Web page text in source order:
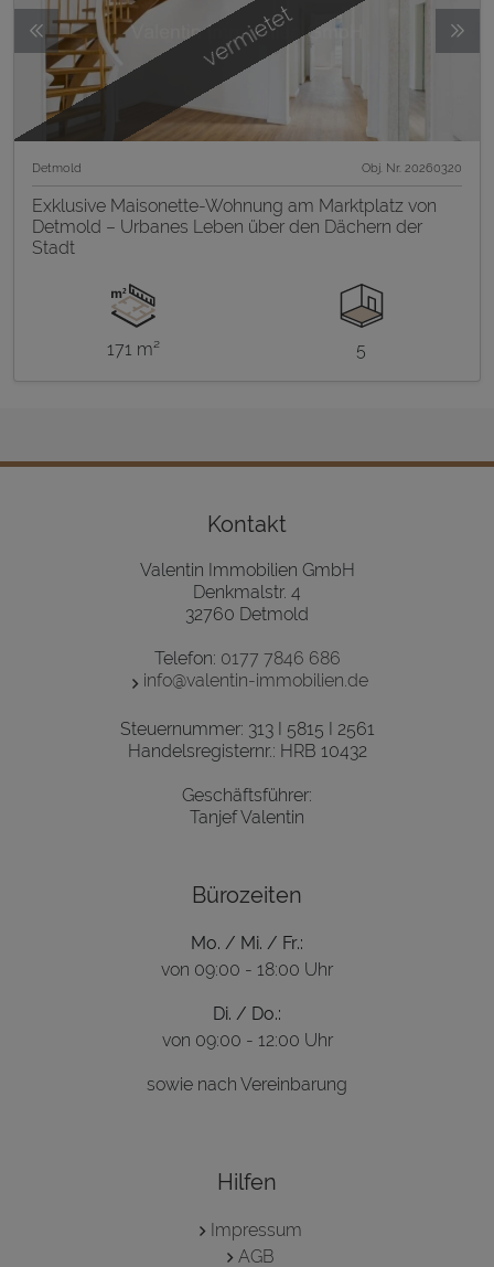
vermietet
Detmold Obj. Nr. 20260320
Exklusive Maisonette-Wohnung am Marktplatz von
Detmold – Urbanes Leben über den Dächern der
Stadt
171 m² 5
Kontakt
Valentin Immobilien GmbH
Denkmalstr. 4
32760 Detmold
Telefon: 0177 7846 686
info@valentin-immobilien.de
Steuernummer: 313 I 5815 I 2561
Handelsregisternr.: HRB 10432
Geschäftsführer:
Tanjef Valentin
Bürozeiten
Mo. / Mi. / Fr.:
von 09:00 - 18:00 Uhr
Di. / Do.:
von 09:00 - 12:00 Uhr
sowie nach Vereinbarung
Hilfen
Impressum
AGB